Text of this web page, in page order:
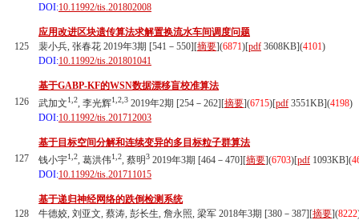
DOI:10.11992/tis.201802008
125
应用改进区块遗传算法求解置换流水车间调度问题
裴小兵, 张春花 2019年3期 [541－550][摘要](6871)[pdf 3608KB](4101)
DOI:10.11992/tis.201801041
126
基于GABP-KF的WSN数据漂移盲校准算法
武加文1,2, 李光辉1,2,3 2019年2期 [254－262][摘要](6715)[pdf 3551KB](4198)
DOI:10.11992/tis.201712003
127
基于目标空间分解和连续变异的多目标粒子群算法
钱小宇1,2, 葛洪伟1,2, 蔡明3 2019年3期 [464－470][摘要](6703)[pdf 1093KB](
DOI:10.11992/tis.201711015
128
基于递归神经网络的跌倒检测系统
牛德姣, 刘亚文, 蔡涛, 彭长生, 詹永照, 梁军 2018年3期 [380－387][摘要](8222